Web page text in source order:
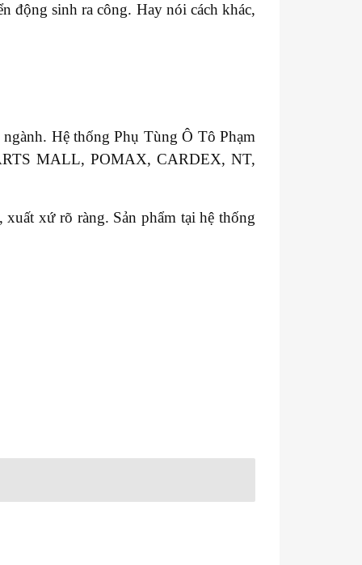
động sinh ra công. Hay nói cách khác,
Hệ thống Phụ Tùng Ô Tô Phạm
MALL, POMAX, CARDEX, NT,
xứ rõ ràng. Sản phẩm tại hệ thống